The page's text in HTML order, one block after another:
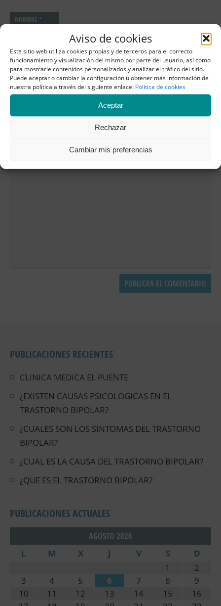
Aviso de cookies
Este sitio web utiliza cookies propias y de terceros para el correcto
funcionamiento y visualización del mismo por parte del usuario, así como
para mostrarle contenidos personalizados y analizar el tráfico del sitio.
Puede aceptar o cambiar la configuración u obtener más información de
nuestra política a través del siguiente enlace: Política de cookies
Aceptar
Rechazar
Cambiar mis preferencias
NOMBRE *
CORREO
ELECTRÓNICO *
PUBLICACIONES RECIENTES
CLINICA MEDICA EL PUENTE
¿EXISTEN CAUSAS PSICOLOGICAS EN EL
TRASTORNO BIPOLAR?
¿CUALES SON LOS SINTOMAS DEL TRASTORNO
BIPOLAR?
¿CUAL ES LA CAUSA DEL TRASTORNO BIPOLAR?
¿QUE ES EL TRASTORNO BIPOLAR?
PUBLICACIONES ACTUALES
AGOSTO 2026
L
M X J V S
D
1
2
3
4 5 6 7 8
9
10
11 12 13 14 15
16